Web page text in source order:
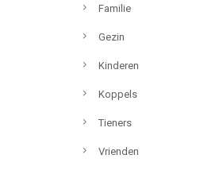
Familie
Gezin
Kinderen
Koppels
Tieners
Vrienden